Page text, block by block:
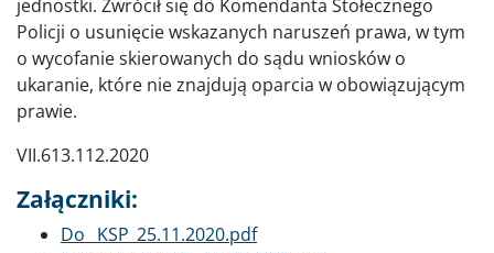
jednostki. Zwrócił się do Komendanta Stołecznego
Policji o usunięcie wskazanych naruszeń prawa, w tym
o wycofanie skierowanych do sądu wniosków o
ukaranie, które nie znajdują oparcia w obowiązującym
prawie.
VII.613.112.2020
Załączniki:
Dokument
Do_ KSP_25.11.2020.pdf